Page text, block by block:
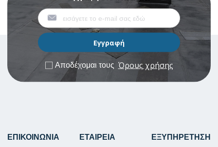
Αποδέχομαι τους Όρους χρήσης
ΕΠΙΚΟΙΝΩΝΙΑ ΕΤΑΙΡΕΙΑ
ΕΞΥΠΗΡΕΤΗΣΗ